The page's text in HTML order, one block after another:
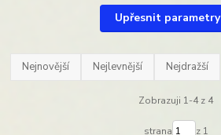
Upřesnit parametry
Nejnovější Nejlevnější Nejdražší
Zobrazuji 1-4 z 4
strana z 1